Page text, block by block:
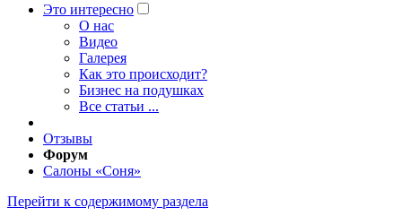
Это интересно
O нас
Видео
Галерея
Как это происходит?
Бизнес на подушках
Все статьи ...
Отзывы
Форум
Салоны «Соня»
Перейти к содержимому раздела